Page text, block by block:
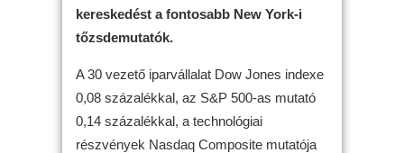
kereskedést a fontosabb New York-i
tőzsdemutatók.
A 30 vezető iparvállalat Dow Jones indexe
0,08 százalékkal, az S&P 500-as mutató
0,14 százalékkal, a technológiai
részvények Nasdaq Composite mutatója